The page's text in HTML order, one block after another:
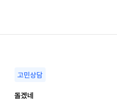
고민상담
돌겠네